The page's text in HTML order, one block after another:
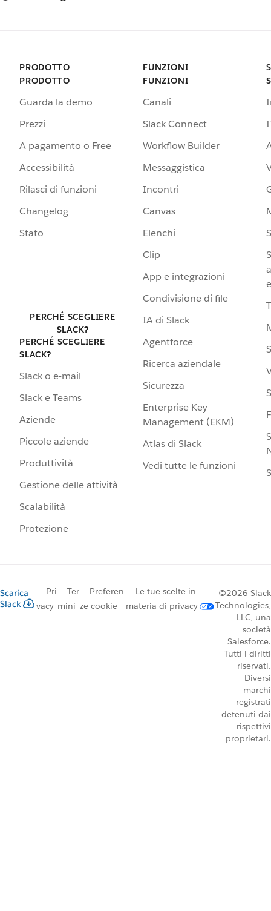
PRODOTTO
PRODOTTO
Guarda la demo
Prezzi
A pagamento o Free
Accessibilità
Rilasci di funzioni
Changelog
Stato
PERCHÉ SCEGLIERE
SLACK?
PERCHÉ SCEGLIERE
SLACK?
Slack o e-mail
Slack e Teams
Aziende
Piccole aziende
Produttività
Gestione delle attività
Scalabilità
Protezione
FUNZIONI
FUNZIONI
Canali
Slack Connect
Workflow Builder
Messaggistica
Incontri
Canvas
Elenchi
Clip
App e integrazioni
Condivisione di file
IA di Slack
Agentforce
Ricerca aziendale
Sicurezza
Enterprise Key
Management (EKM)
Atlas di Slack
Vedi tutte le funzioni
Scarica
Slack
Pri
vacy
Ter
mini
Preferen
ze cookie
Le tue scelte in
materia di privacy
©2026 Slack
Technologies,
LLC, una
società
Salesforce.
Tutti i diritti
riservati.
Diversi
marchi
registrati
detenuti dai
rispettivi
proprietari.